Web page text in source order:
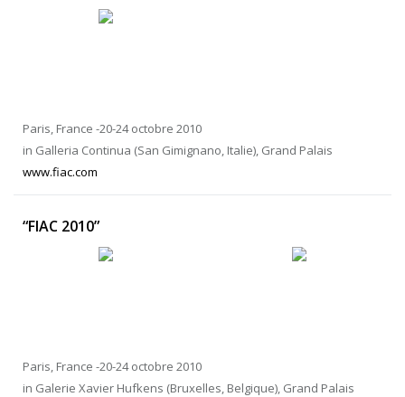
Paris, France -20-24 octobre 2010
in Galleria Continua (San Gimignano, Italie), Grand Palais
www.fiac.com
“FIAC 2010”
Paris, France -20-24 octobre 2010
in Galerie Xavier Hufkens (Bruxelles, Belgique), Grand Palais